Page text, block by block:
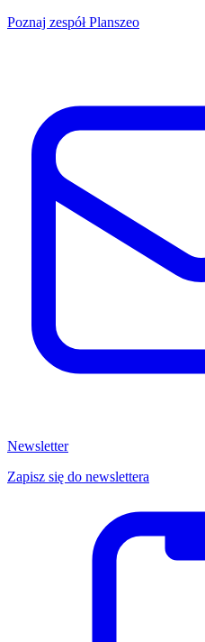
Poznaj zespół Planszeo
Newsletter
Zapisz się do newslettera